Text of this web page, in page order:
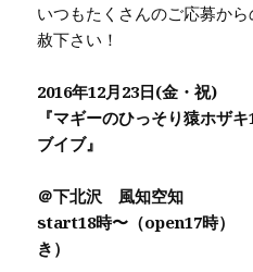
いつもたくさんのご応募か
赦下さい！
2016年12月23日(金・祝)
『マギーのひっそり猿ホザ
ブイブ』
＠下北沢 風知空知
start18時〜（open17時）
き）